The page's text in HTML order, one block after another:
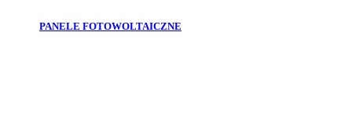
PANELE FOTOWOLTAICZNE